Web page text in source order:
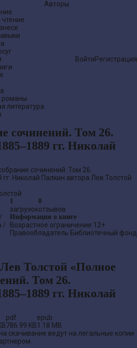
литература
Авторы
ВойтиРегистрация
сочинений. Том 26.
гг. Николай
/
/
1
загрузок
0
отзывов
Информация о книге
Возрастное ограничение 12+
Правообладатель Библиотечный фонд
Толстой «Полное
Том 26.
гг. Николай
pdf
786.99 KB
epub
1.18 MB
скачивание ведут на легальные копии